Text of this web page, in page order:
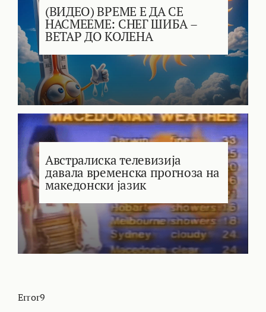
(ВИДЕО) ВРЕМЕ Е ДА СЕ
НАСМЕЕМЕ: СНЕГ ШИБА –
ВЕТАР ДО КОЛЕНА
Австралиска телевизија
давала временска прогноза на
македонски јазик
Error9